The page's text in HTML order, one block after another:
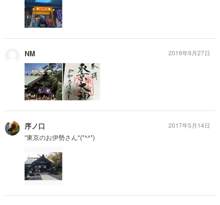
NM 2019年9月27日
序ノ口
''東京のお伊勢さん"(*^^*)
2017年5月14日